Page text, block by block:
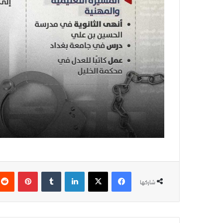
شاركها
فيسبوك ‫X لينكدإن